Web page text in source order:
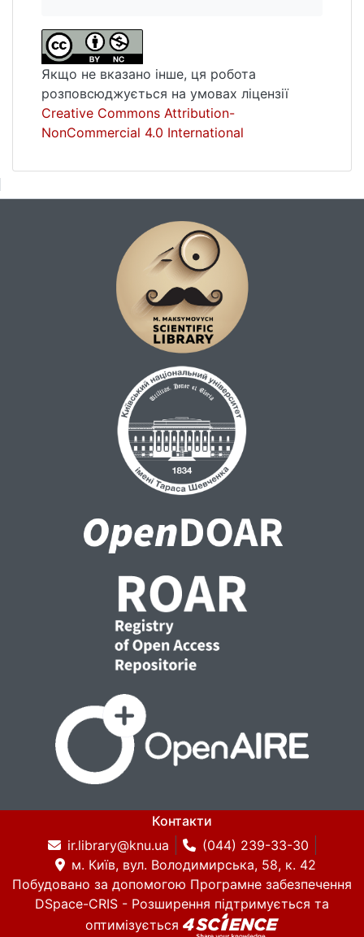
Якщо не вказано інше, ця робота
розповсюджується на умовах ліцензії
Creative Commons Attribution-
NonCommercial 4.0 International
Контакти
ir.library@knu.ua
(044) 239-33-30
м. Київ, вул. Володимирська, 58, к. 42
Побудовано за допомогою Програмне забезпечення
DSpace-CRIS - Розширення підтримується та
оптимізується